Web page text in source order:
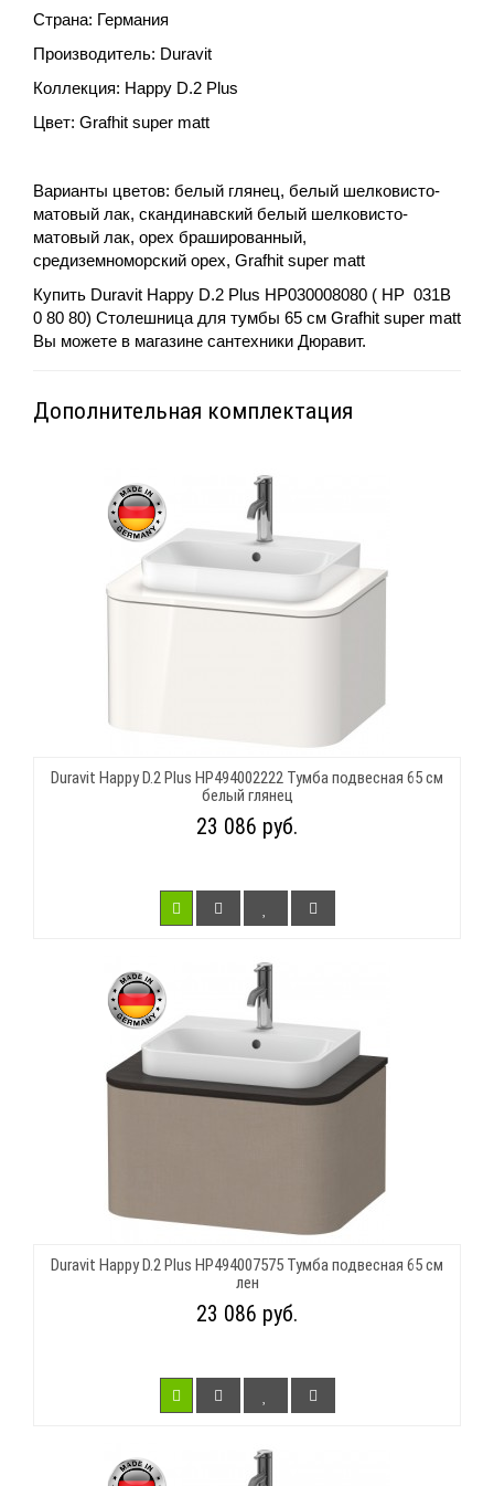
Страна: Германия
Производитель: Duravit
Коллекция: Happy D.2 Plus
Цвет: Grafhit super matt
Варианты цветов: белый глянец, белый шелковисто-
матовый лак, скандинавский белый шелковисто-
матовый лак, орех брашированный,
средиземноморский орех, Grafhit super matt
Купить Duravit Happy D.2 Plus HP030008080 ( HP 031B
0 80 80) Столешница для тумбы 65 см Grafhit super matt
Вы можете в магазине сантехники Дюравит.
Дополнительная комплектация
Duravit Happy D.2 Plus HP494002222 Тумба подвесная 65 см
белый глянец
23 086 руб.
Duravit Happy D.2 Plus HP494007575 Тумба подвесная 65 см
лен
23 086 руб.